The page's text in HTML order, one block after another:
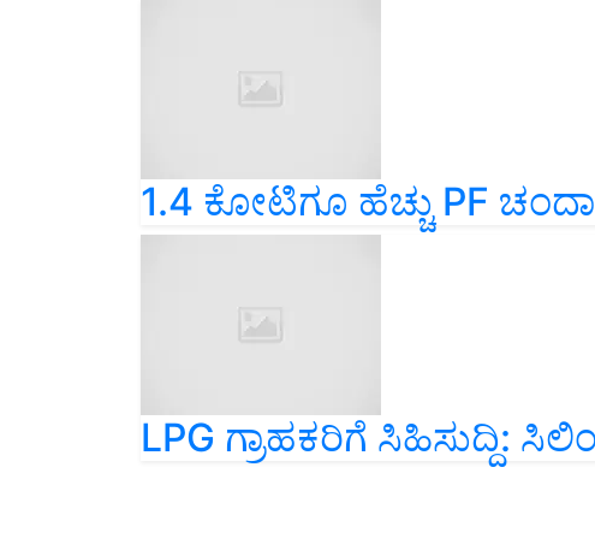
1.4 ಕೋಟಿಗೂ ಹೆಚ್ಚು PF
LPG ಗ್ರಾಹಕರಿಗೆ ಸಿಹಿಸುದ್ದಿ: